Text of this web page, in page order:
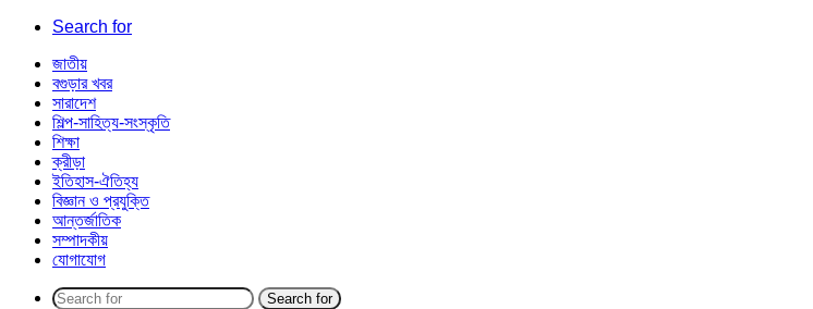
Search for
জাতীয়
বগুড়ার খবর
সারাদেশ
শিল্প-সাহিত্য-সংস্কৃতি
শিক্ষা
ক্রীড়া
ইতিহাস-ঐতিহ্য
বিজ্ঞান ও প্রযুক্তি
আন্তর্জাতিক
সম্পাদকীয়
যোগাযোগ
Search for